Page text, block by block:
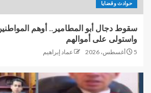
4
وكروت شخصية
قاضي أثناء
المسلماني
حوادث وقضايا
سقوط دجال أبو المطامير.. أوهم
واستولى على أموالهم
5 أغسطس، 2026 عماد إبراهيم